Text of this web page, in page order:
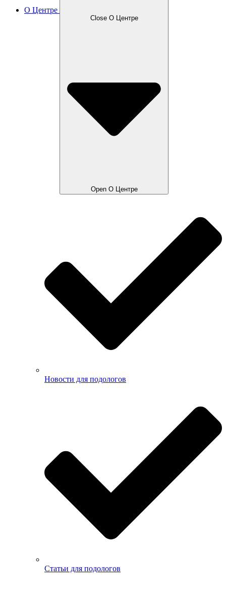
О Центре
Close О Центре
Open О Центре
Новости для подологов
Статьи для подологов